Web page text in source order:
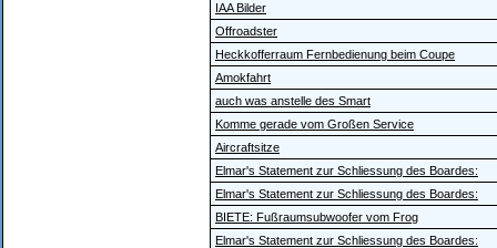
IAA Bilder
Offroadster
Heckkofferraum Fernbedienung beim Coupe
Amokfahrt
auch was anstelle des Smart
Komme gerade vom Großen Service
Aircraftsitze
Elmar's Statement zur Schliessung des Boardes:
Elmar's Statement zur Schliessung des Boardes:
BIETE: Fußraumsubwoofer vom Frog
Elmar's Statement zur Schliessung des Boardes: